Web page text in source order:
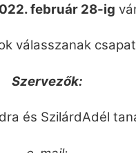
február 28-ig
válasszanak
Szervezők:
és SzilárdAdél